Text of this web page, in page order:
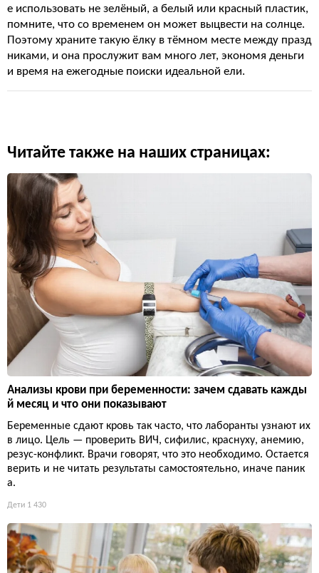
е использовать не зелёный, а белый или красный пластик,
помните, что со временем он может выцвести на солнце.
Поэтому храните такую ёлку в тёмном месте между празд
никами, и она прослужит вам много лет, экономя деньги
и время на ежегодные поиски идеальной ели.
Читайте также на наших страницах:
Анализы крови при беременности: зачем сдавать кажды
й месяц и что они показывают
Беременные сдают кровь так часто, что лаборанты узнают их
в лицо. Цель — проверить ВИЧ, сифилис, краснуху, анемию,
резус-конфликт. Врачи говорят, что это необходимо. Остается
верить и не читать результаты самостоятельно, иначе паник
а.
Дети 1 430